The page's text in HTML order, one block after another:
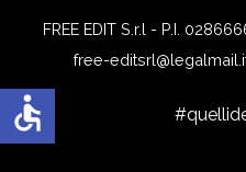
FREE EDIT S.r.l - P.I.
free-
accessible